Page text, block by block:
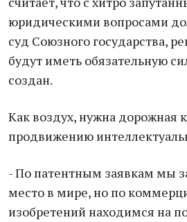
юридическими вопросами
суд Союзного государства,
будут иметь обязательную
создан.
Как воздух, нужна дорожная
продвижению
- По патентным заявкам мы
место в мире, но по
изобретений находимся на